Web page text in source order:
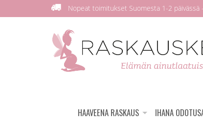
Nopeat toimitukset Suomesta 1-2 päivässä
HAAVEENA RASKAUS IHANA